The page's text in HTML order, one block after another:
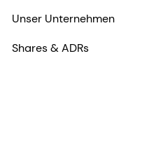
Unser Unternehmen
Shares & ADRs